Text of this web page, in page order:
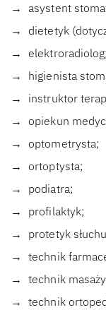
asystent
dietetyk
elektroradiolog;
higienista
instruktor
opiekun
optometrysta;
ortoptysta;
podiatra;
profilaktyk;
protetyk
technik
technik
technik